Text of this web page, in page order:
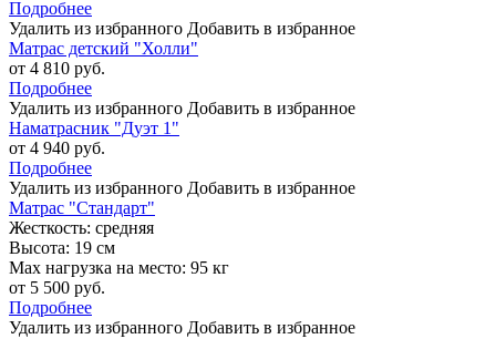
Подробнее
Удалить из избранного Добавить в избранное
Матрас детский "Холли"
от 4 810 руб.
Подробнее
Удалить из избранного Добавить в избранное
Наматрасник "Дуэт 1"
от 4 940 руб.
Подробнее
Удалить из избранного Добавить в избранное
Матрас "Стандарт"
Жесткость: средняя
Высота: 19 см
Max нагрузка на место: 95 кг
от 5 500 руб.
Подробнее
Удалить из избранного Добавить в избранное